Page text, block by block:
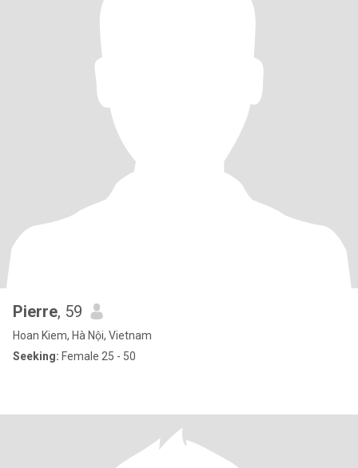
Pierre, 59
Hoan Kiem, Hà Nội, Vietnam
Seeking: Female 25 - 50